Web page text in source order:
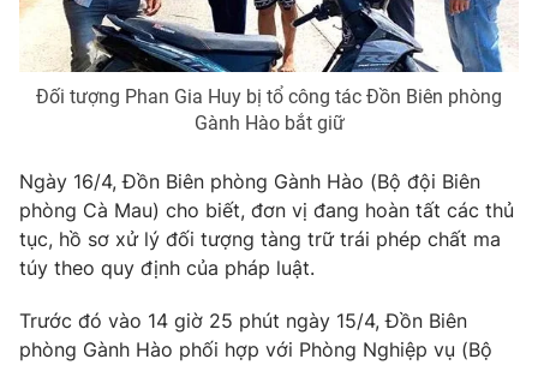
Hậu trường
Nhân vật
Khán giả
Điện ảnh
Âm nhạc
Đời sống
Du lịch
Chất lượng cuộc sống
Tuyển sinh
Học trực tuyến
Công nghệ
Hitech Công nghệ tương lai
Thị trường
Giao lưu trực tuyến
Lịch phát sóng
Đối tượng Phan Gia Huy bị tổ công tác Đồn Biên phòng
Gành Hào bắt giữ
Ngày 16/4, Đồn Biên phòng Gành Hào (Bộ đội Biên
phòng Cà Mau) cho biết, đơn vị đang hoàn tất các thủ
tục, hồ sơ xử lý đối tượng tàng trữ trái phép chất ma
túy theo quy định của pháp luật.
Trước đó vào 14 giờ 25 phút ngày 15/4, Đồn Biên
phòng Gành Hào phối hợp với Phòng Nghiệp vụ (Bộ